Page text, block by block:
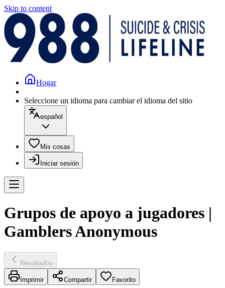
Skip to content
Hogar
Seleccione un idioma para cambiar el idioma del sitio
español
Mis cosas
Iniciar sesión
Grupos de apoyo a jugadores |
Gamblers Anonymous
Resultados
Imprimir Compartir Favorito